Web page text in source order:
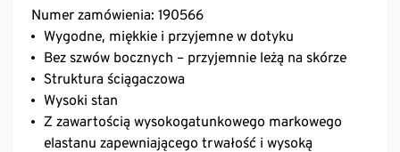
Numer zamówienia: 190566
Wygodne, miękkie i przyjemne w dotyku
Bez szwów bocznych – przyjemnie leżą na skórze
Struktura ściągaczowa
Wysoki stan
Z zawartością wysokogatunkowego markowego
elastanu zapewniającego trwałość i wysoką